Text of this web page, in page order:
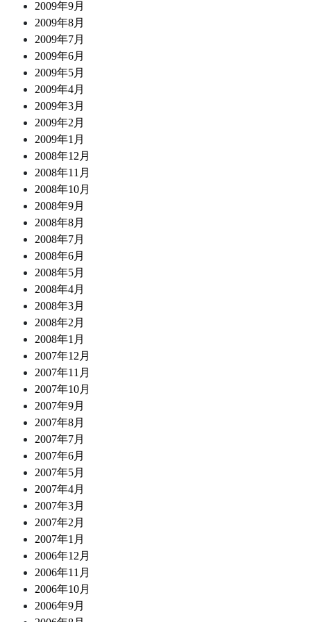
2009年9月
2009年8月
2009年7月
2009年6月
2009年5月
2009年4月
2009年3月
2009年2月
2009年1月
2008年12月
2008年11月
2008年10月
2008年9月
2008年8月
2008年7月
2008年6月
2008年5月
2008年4月
2008年3月
2008年2月
2008年1月
2007年12月
2007年11月
2007年10月
2007年9月
2007年8月
2007年7月
2007年6月
2007年5月
2007年4月
2007年3月
2007年2月
2007年1月
2006年12月
2006年11月
2006年10月
2006年9月